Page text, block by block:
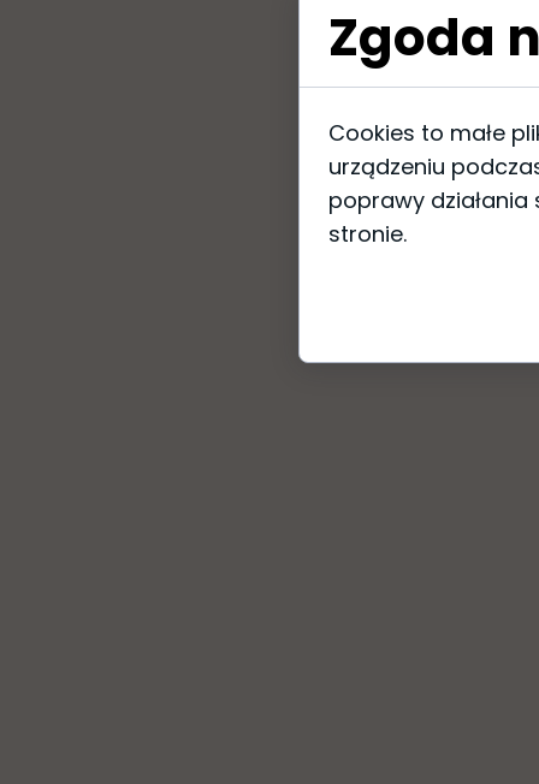
Zgoda
Cookies to małe
urządzeniu
poprawy
stronie.